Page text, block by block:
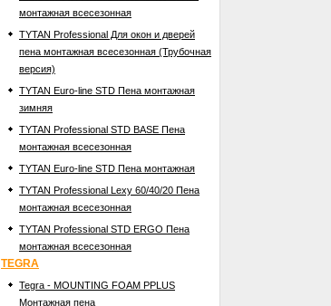
монтажная всесезонная
TYTAN Professional Для окон и дверей
пена монтажная всесезонная (Трубочная
версия)
TYTAN Euro-line STD Пена монтажная
зимняя
TYTAN Professional STD BASE Пена
монтажная всесезонная
TYTAN Euro-line STD Пена монтажная
TYTAN Professional Lexy 60/40/20 Пена
монтажная всесезонная
TYTAN Professional STD ERGO Пена
монтажная всесезонная
TEGRA
Tegra - MOUNTING FOAM PPLUS
Mонтажная пена